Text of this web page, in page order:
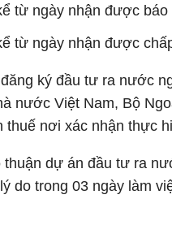
từ ngày nhận được
từ ngày nhận được
ký đầu tư ra nước
nước Việt Nam, Bộ
thuế nơi xác nhận thực
dự án đầu tư ra
do trong 03 ngày làm